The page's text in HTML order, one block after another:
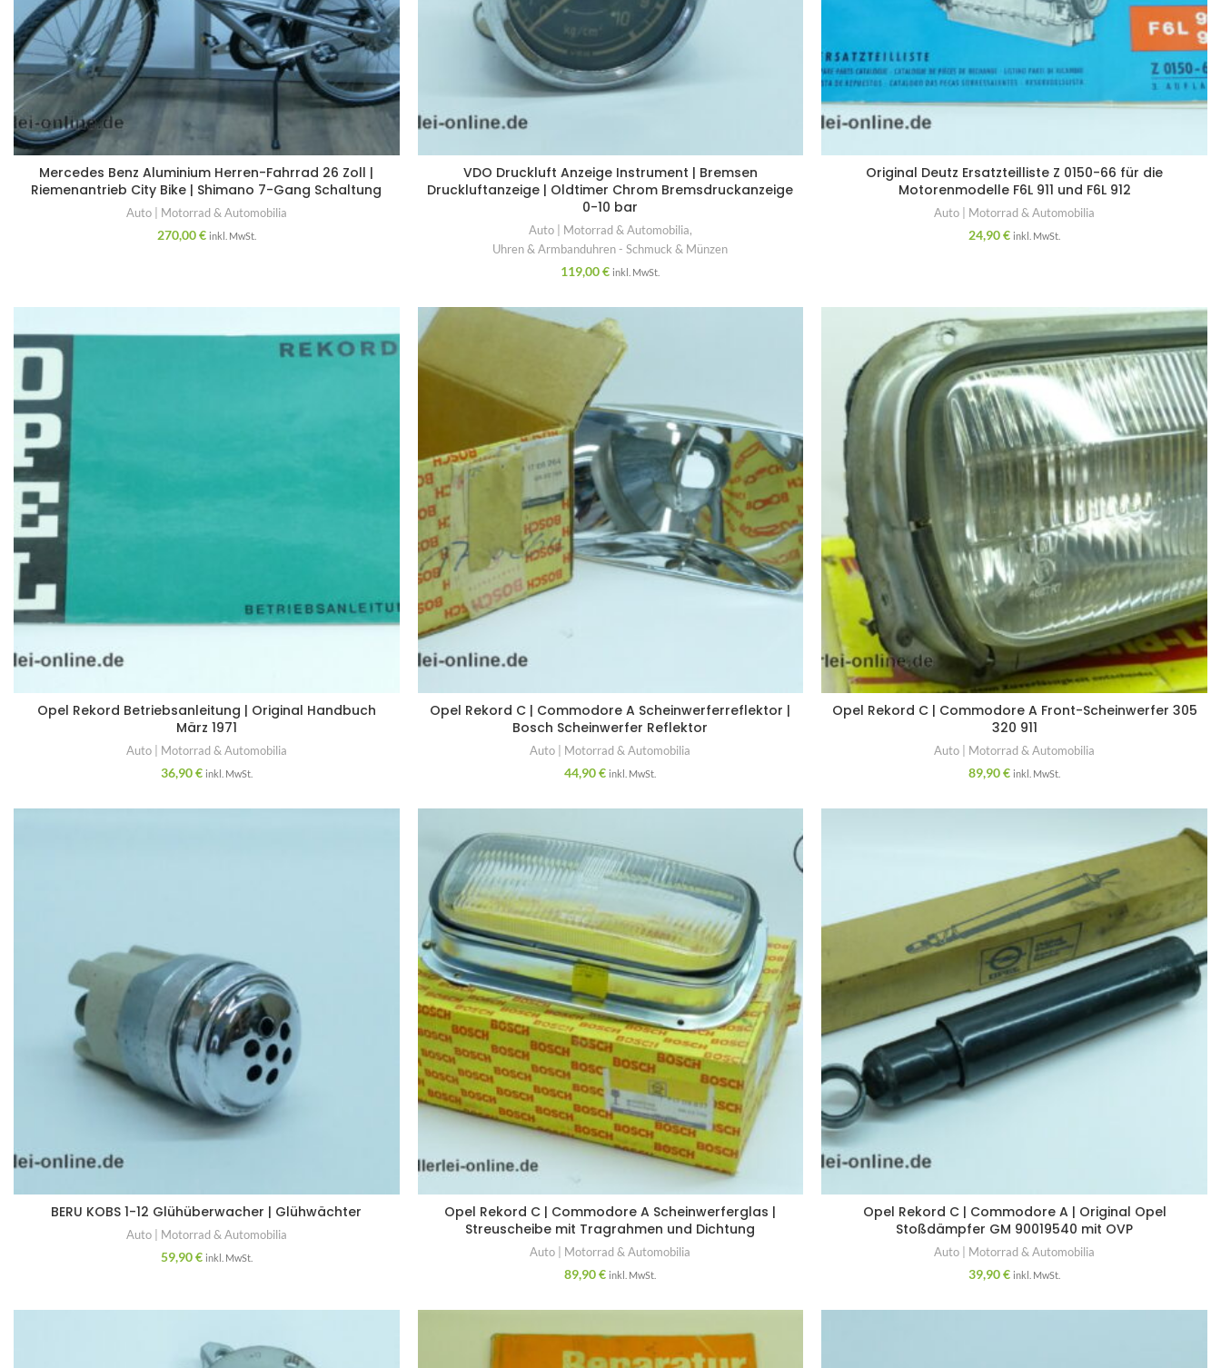
Mercedes Benz Aluminium Herren-Fahrrad 26 Zoll |
Riemenantrieb City Bike | Shimano 7-Gang Schaltung
Auto | Motorrad & Automobilia
270,00€ inkl. MwSt.
VDO Druckluft Anzeige Instrument | Bremsen
Druckluftanzeige | Oldtimer Chrom Bremsdruckanzeige
0-10 bar
Auto | Motorrad & Automobilia,
Uhren & Armbanduhren - Schmuck & Münzen
119,00€ inkl. MwSt.
Original Deutz Ersatzteilliste Z 0150-66 für die
Motorenmodelle F6L 911 und F6L 912
Auto | Motorrad & Automobilia
24,90€ inkl. MwSt.
Opel Rekord Betriebsanleitung | Original Handbuch
März 1971
Auto | Motorrad & Automobilia
36,90€ inkl. MwSt.
Opel Rekord C | Commodore A Scheinwerferreflektor |
Bosch Scheinwerfer Reflektor
Auto | Motorrad & Automobilia
44,90€ inkl. MwSt.
Opel Rekord C | Commodore A Front-Scheinwerfer 305
320 911
Auto | Motorrad & Automobilia
89,90€ inkl. MwSt.
BERU KOBS 1-12 Glühüberwacher | Glühwächter
Auto | Motorrad & Automobilia
59,90€ inkl. MwSt.
Opel Rekord C | Commodore A Scheinwerferglas |
Streuscheibe mit Tragrahmen und Dichtung
Auto | Motorrad & Automobilia
89,90€ inkl. MwSt.
Opel Rekord C | Commodore A | Original Opel
Stoßdämpfer GM 90019540 mit OVP
Auto | Motorrad & Automobilia
39,90€ inkl. MwSt.